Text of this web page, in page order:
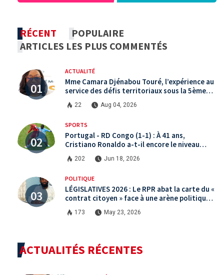
RÉCENT
POPULAIRE
ARTICLES LES PLUS COMMENTÉS
ACTUALITÉ
Mme Camara Djénabou Touré, l’expérience au
service des défis territoriaux sous la 5ème
République
22 Aug 04, 2026
SPORTS
Portugal - RD Congo (1-1) : À 41 ans,
Cristiano Ronaldo a-t-il encore le niveau
international ?
202 Jun 18, 2026
POLITIQUE
LÉGISLATIVES 2026 : Le RPR abat la carte du «
contrat citoyen » face à une arène politique
saturée.
173 May 23, 2026
ACTUALITÉS RÉCENTES